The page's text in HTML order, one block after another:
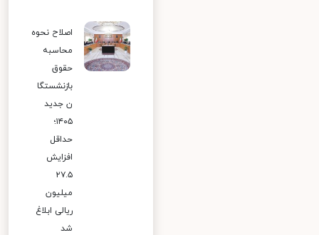
اصلاح نحوه
محاسبه
حقوق
بازنشستگا
ن جدید
۱۴۰۵؛
حداقل
افزایش
۲۷.۵
میلیون
ریالی ابلاغ
شد